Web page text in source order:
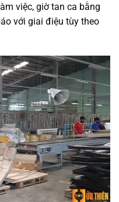
việc, giờ tan ca bằng
với giai điệu tùy theo